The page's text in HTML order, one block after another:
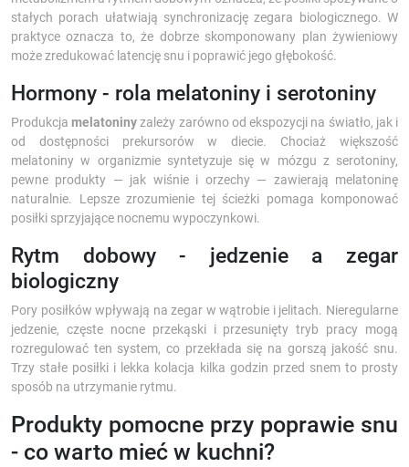
stałych porach ułatwiają synchronizację zegara biologicznego. W
praktyce oznacza to, że dobrze skomponowany plan żywieniowy
może zredukować latencję snu i poprawić jego głębokość.
Hormony - rola melatoniny i serotoniny
Produkcjamelatoninyzależy zarówno od ekspozycji na światło, jak i
od dostępności prekursorów w diecie. Chociaż większość
melatoniny w organizmie syntetyzuje się w mózgu z serotoniny,
pewne produkty — jak wiśnie i orzechy — zawierają melatoninę
naturalnie. Lepsze zrozumienie tej ścieżki pomaga komponować
posiłki sprzyjające nocnemu wypoczynkowi.
Rytm dobowy - jedzenie a zegar
biologiczny
Pory posiłków wpływają na zegar w wątrobie i jelitach. Nieregularne
jedzenie, częste nocne przekąski i przesunięty tryb pracy mogą
rozregulować ten system, co przekłada się na gorszą jakość snu.
Trzy stałe posiłki i lekka kolacja kilka godzin przed snem to prosty
sposób na utrzymanie rytmu.
Produkty pomocne przy poprawie snu
- co warto mieć w kuchni?